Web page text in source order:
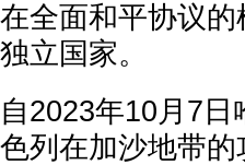
在全面和平协议
独立国家。
自2023年10月7
色列在加沙地带